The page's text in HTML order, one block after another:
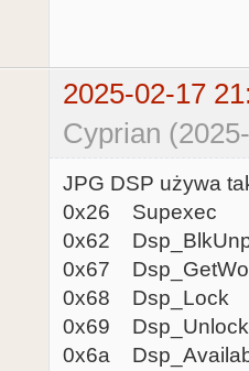
2025-02-17
Cyprian
JPG DSP używa
0x26 Supexec
0x62
0x67
0x68 Dsp_Lock
0x69 Dsp_Unlock
0x6a